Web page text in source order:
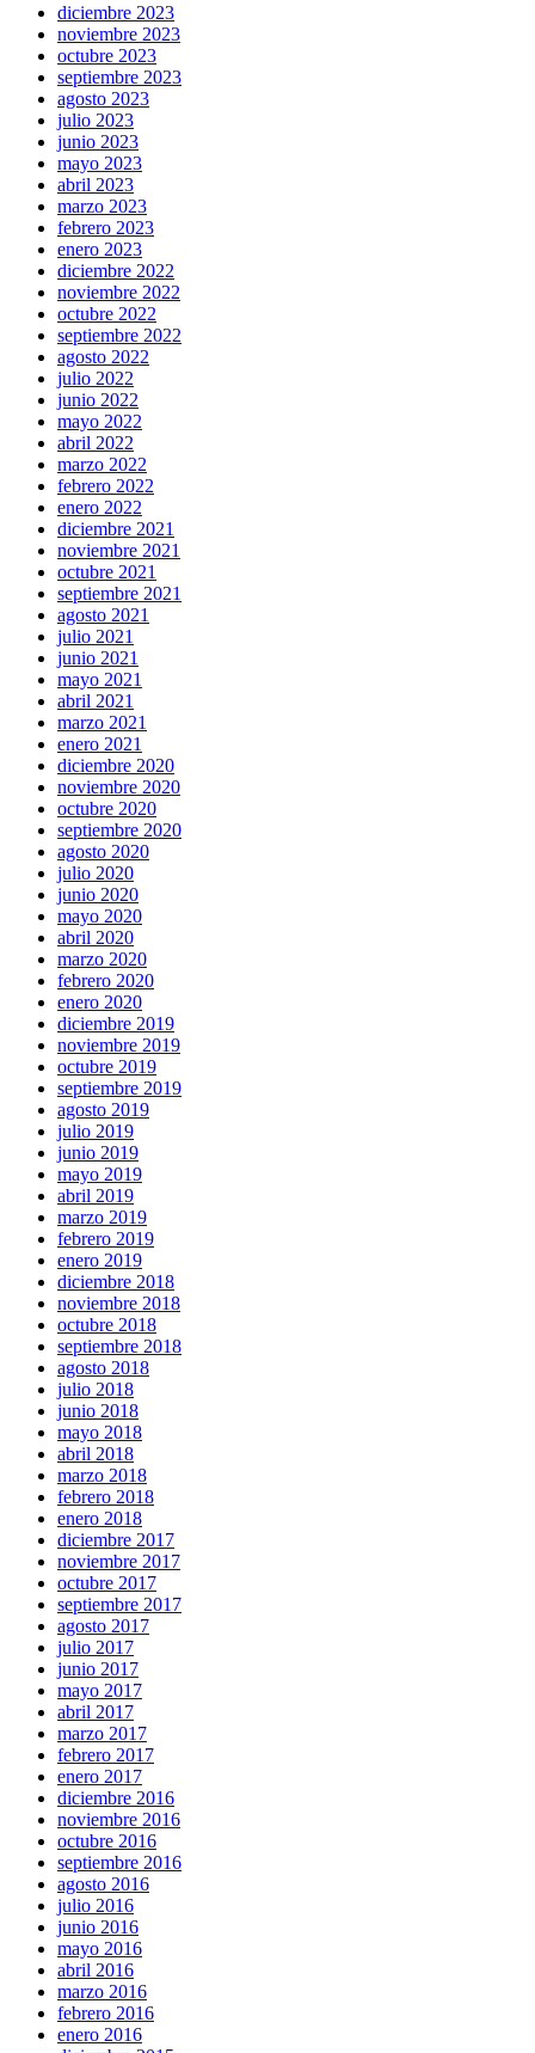
diciembre 2023
noviembre 2023
octubre 2023
septiembre 2023
agosto 2023
julio 2023
junio 2023
mayo 2023
abril 2023
marzo 2023
febrero 2023
enero 2023
diciembre 2022
noviembre 2022
octubre 2022
septiembre 2022
agosto 2022
julio 2022
junio 2022
mayo 2022
abril 2022
marzo 2022
febrero 2022
enero 2022
diciembre 2021
noviembre 2021
octubre 2021
septiembre 2021
agosto 2021
julio 2021
junio 2021
mayo 2021
abril 2021
marzo 2021
enero 2021
diciembre 2020
noviembre 2020
octubre 2020
septiembre 2020
agosto 2020
julio 2020
junio 2020
mayo 2020
abril 2020
marzo 2020
febrero 2020
enero 2020
diciembre 2019
noviembre 2019
octubre 2019
septiembre 2019
agosto 2019
julio 2019
junio 2019
mayo 2019
abril 2019
marzo 2019
febrero 2019
enero 2019
diciembre 2018
noviembre 2018
octubre 2018
septiembre 2018
agosto 2018
julio 2018
junio 2018
mayo 2018
abril 2018
marzo 2018
febrero 2018
enero 2018
diciembre 2017
noviembre 2017
octubre 2017
septiembre 2017
agosto 2017
julio 2017
junio 2017
mayo 2017
abril 2017
marzo 2017
febrero 2017
enero 2017
diciembre 2016
noviembre 2016
octubre 2016
septiembre 2016
agosto 2016
julio 2016
junio 2016
mayo 2016
abril 2016
marzo 2016
febrero 2016
enero 2016